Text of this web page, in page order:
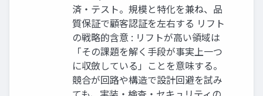
済・テスト。規模と特化を兼ね、品
質保証で顧客認証を左右する リフト
の戦略的含意 : リフトが高い領域は
「その課題を解く手段が事実上一つ
に収斂している」ことを意味する。
競合が回路や構造で設計回避を試み